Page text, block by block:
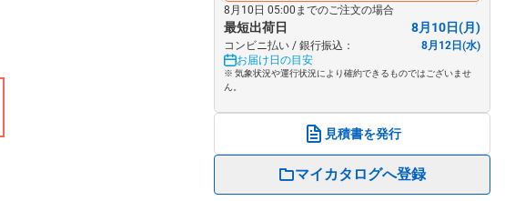
8月10日 05:00までのご注文の場合
最短出荷日 8月10日(月)
コンビニ払い / 銀行振込：
8月12日(水)
お届け日の目安
※ 気象状況や運行状況により確約できるものではございませ
ん。
見積書を発行
マイカタログへ登録